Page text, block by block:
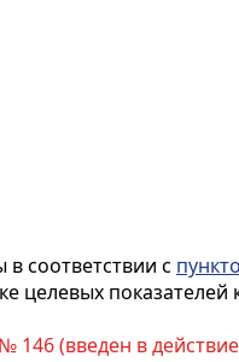
соответствии с
целевых показателей
(введен в действие